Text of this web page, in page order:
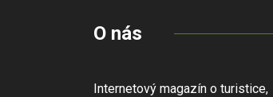
O nás
Internetový magazín o turistice,